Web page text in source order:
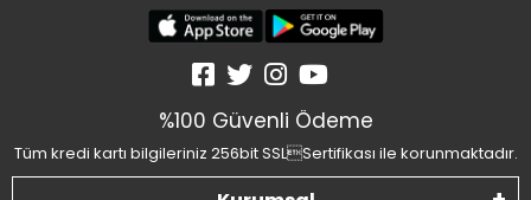
%100 Güvenli Ödeme
Tüm kredi kartı bilgileriniz 256bit SSLSertifikası ile korunmaktadır.